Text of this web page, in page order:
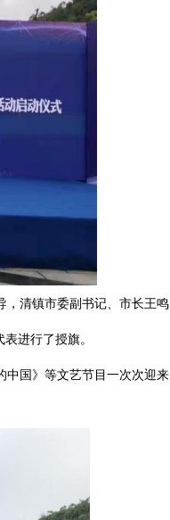
， 清镇市委副书记、市长王鸣
进行了授旗。
中国》等文艺节目一次次迎来